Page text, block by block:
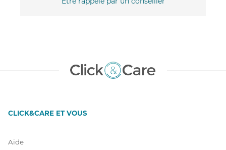
CLICK&CARE ET VOUS
Aide